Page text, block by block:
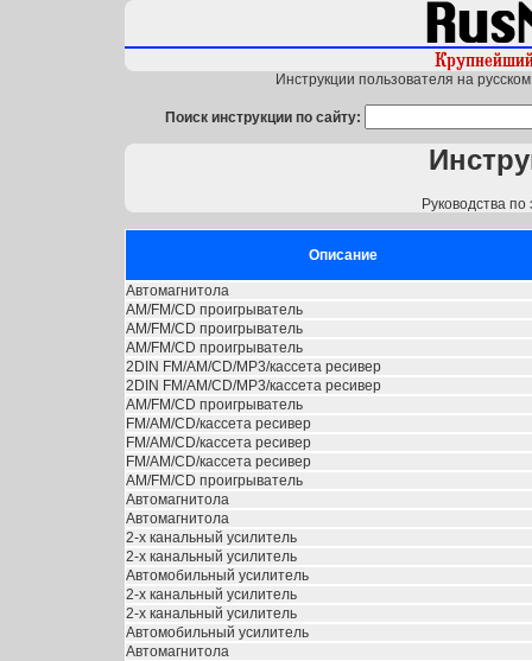
Инструкции пользователя на
Поиск инструкции по сайту:
Руководства
Описание
Автомагнитола
AM/FM/CD проигрыватель
AM/FM/CD проигрыватель
AM/FM/CD проигрыватель
2DIN FM/AM/CD/MP3/кассета ресивер
2DIN FM/AM/CD/MP3/кассета ресивер
AM/FM/CD проигрыватель
FM/AM/CD/кассета ресивер
FM/AM/CD/кассета ресивер
FM/AM/CD/кассета ресивер
AM/FM/CD проигрыватель
Автомагнитола
Автомагнитола
2-х канальный усилитель
2-х канальный усилитель
Автомобильный усилитель
2-х канальный усилитель
2-х канальный усилитель
Автомобильный усилитель
Автомагнитола